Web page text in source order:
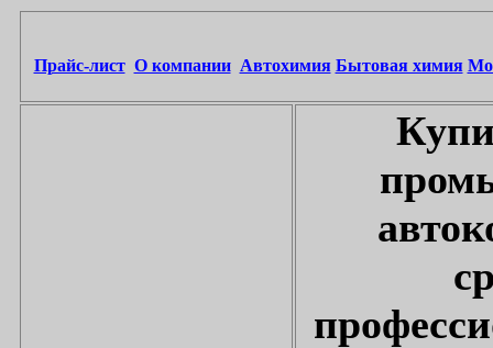
Прайс-лист О компании Автохимия Бытовая химия